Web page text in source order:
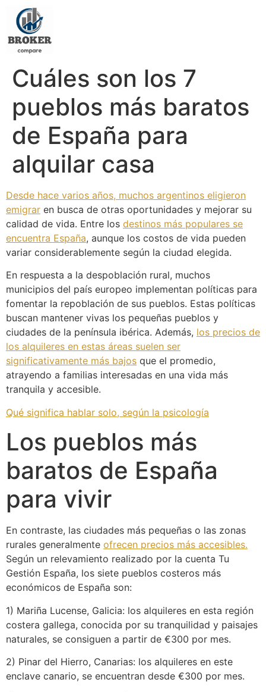
Cuáles son los 7
pueblos más baratos
de España para
alquilar casa
Desde hace varios años, muchos argentinos eligieron
emigrar en busca de otras oportunidades y mejorar su
calidad de vida. Entre los destinos más populares se
encuentra España, aunque los costos de vida pueden
variar considerablemente según la ciudad elegida.
En respuesta a la despoblación rural, muchos
municipios del país europeo implementan políticas para
fomentar la repoblación de sus pueblos. Estas políticas
buscan mantener vivas los pequeñas pueblos y
ciudades de la península ibérica. Además, los precios de
los alquileres en estas áreas suelen ser
significativamente más bajos que el promedio,
atrayendo a familias interesadas en una vida más
tranquila y accesible.
Qué significa hablar solo, según la psicología
Los pueblos más
baratos de España
para vivir
En contraste, las ciudades más pequeñas o las zonas
rurales generalmente ofrecen precios más accesibles.
Según un relevamiento realizado por la cuenta Tu
Gestión España, los siete pueblos costeros más
económicos de España son:
1) Mariña Lucense, Galicia: los alquileres en esta región
costera gallega, conocida por su tranquilidad y paisajes
naturales, se consiguen a partir de €300 por mes.
2) Pinar del Hierro, Canarias: los alquileres en este
enclave canario, se encuentran desde €300 por mes.